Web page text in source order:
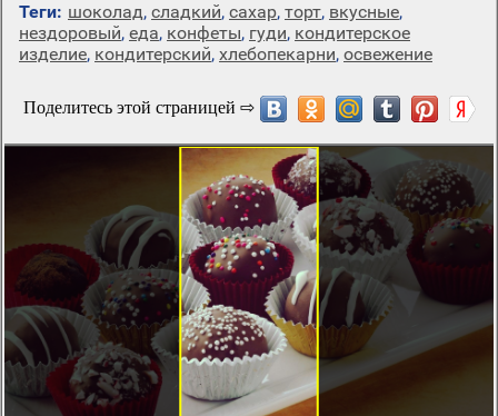
Теги: шоколад, сладкий, сахар, торт, вкусные,
нездоровый, еда, конфеты, гуди, кондитерское
изделие, кондитерский, хлебопекарни, освежение